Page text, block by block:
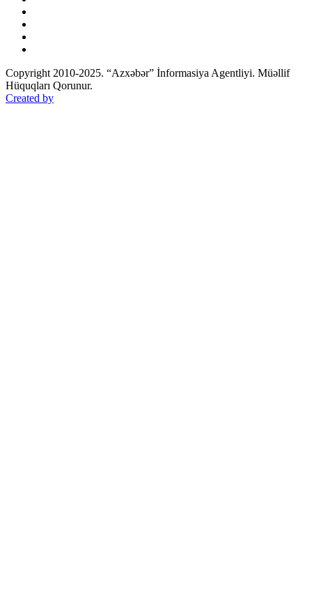
Copyright 2010-2025. “Azxəbər” İnformasiya Agentliyi. Müəllif
Hüquqları Qorunur.
Created by